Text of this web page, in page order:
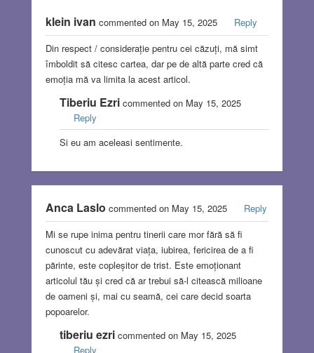
klein ivan commented on May 15, 2025
Reply
Din respect / considerație pentru cei căzuți, mă simt
îmboldit să citesc cartea, dar pe de altă parte cred că
emoția mă va limita la acest articol.
Tiberiu Ezricommented on May 15, 2025
Reply
Si eu am aceleasi sentimente.
Anca Laslo commented on May 15, 2025
Reply
Mi se rupe inima pentru tinerii care mor fără să fi
cunoscut cu adevărat viața, iubirea, fericirea de a fi
părinte, este copleșitor de trist. Este emoționant
articolul tău și cred că ar trebui să-l citească milioane
de oameni și, mai cu seamă, cei care decid soarta
popoarelor.
tiberiu ezricommented on May 15, 2025
Reply